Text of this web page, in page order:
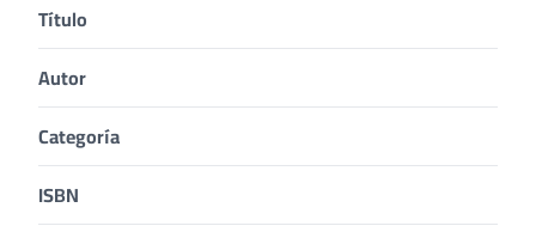
Título
Autor
Categoría
ISBN